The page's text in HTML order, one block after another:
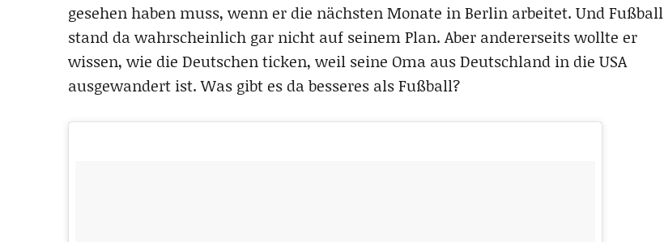
gesehen haben muss, wenn er die nächsten Monate in Berlin arbeitet. Und Fußball
stand da wahrscheinlich gar nicht auf seinem Plan. Aber andererseits wollte er
wissen, wie die Deutschen ticken, weil seine Oma aus Deutschland in die USA
ausgewandert ist. Was gibt es da besseres als Fußball?